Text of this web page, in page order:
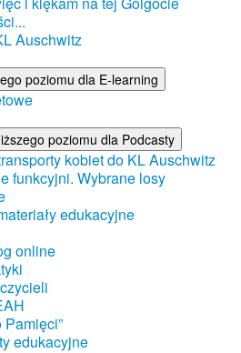
Auschwitz
poziomu dla E-learning
poziomu dla Podcasty
kobiet do KL Auschwitz
funkcyjni. Wybrane losy
edukacyjne
online
Pamięci”
edukacyjne